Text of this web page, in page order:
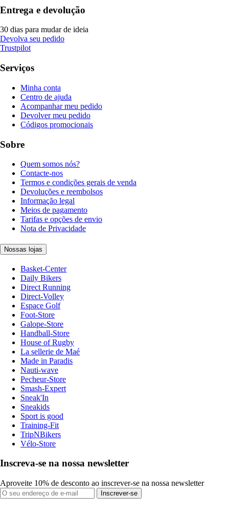
Entrega e devolução
30 dias para mudar de ideia
Devolva seu pedido
Trustpilot
Serviços
Minha conta
Centro de ajuda
Acompanhar meu pedido
Devolver meu pedido
Códigos promocionais
Sobre
Quem somos nós?
Contacte-nos
Termos e condições gerais de venda
Devoluções e reembolsos
Informação legal
Meios de pagamento
Tarifas e opções de envio
Nota de Privacidade
Nossas lojas
Basket-Center
Daily Bikers
Direct Running
Direct-Volley
Espace Golf
Foot-Store
Galope-Store
Handball-Store
House of Rugby
La sellerie de Maé
Made in Paradis
Nauti-wave
Pecheur-Store
Smash-Expert
Sneak'In
Sneakids
Sport is good
Training-Fit
TripNBikers
Vélo-Store
Inscreva-se na nossa newsletter
Aproveite 10% de desconto ao inscrever-se na nossa newsletter
Inscrever-se